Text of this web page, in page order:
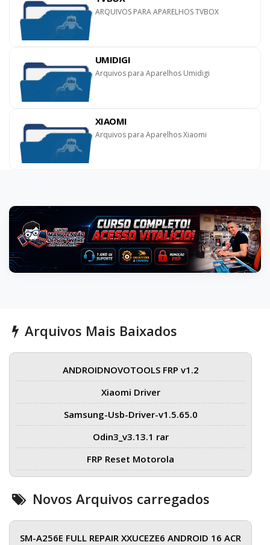
ARQUIVOS PARA APARELHOS TVBOX
UMIDIGI
Arquivos para Aparelhos Umidigi
XIAOMI
Arquivos para Aparelhos Xiaomi
Arquivos Mais Baixados
ANDROIDNOVOTOOLS FRP v1.2
Xiaomi Driver
Samsung-Usb-Driver-v1.5.65.0
Odin3_v3.13.1 rar
FRP Reset Motorola
Novos Arquivos carregados
SM-A256E FULL REPAIR XXUCEZE6 ANDROID 16 ACR